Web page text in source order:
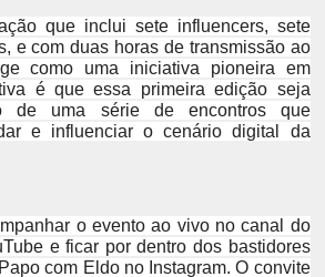
que inclui sete influencers, sete
e com duas horas de transmissão ao
como uma iniciativa pioneira em
é que essa primeira edição seja
de uma série de encontros que
e influenciar o cenário digital da
o evento ao vivo no canal do
e ficar por dentro dos bastidores
com Eldo no Instagram. O convite